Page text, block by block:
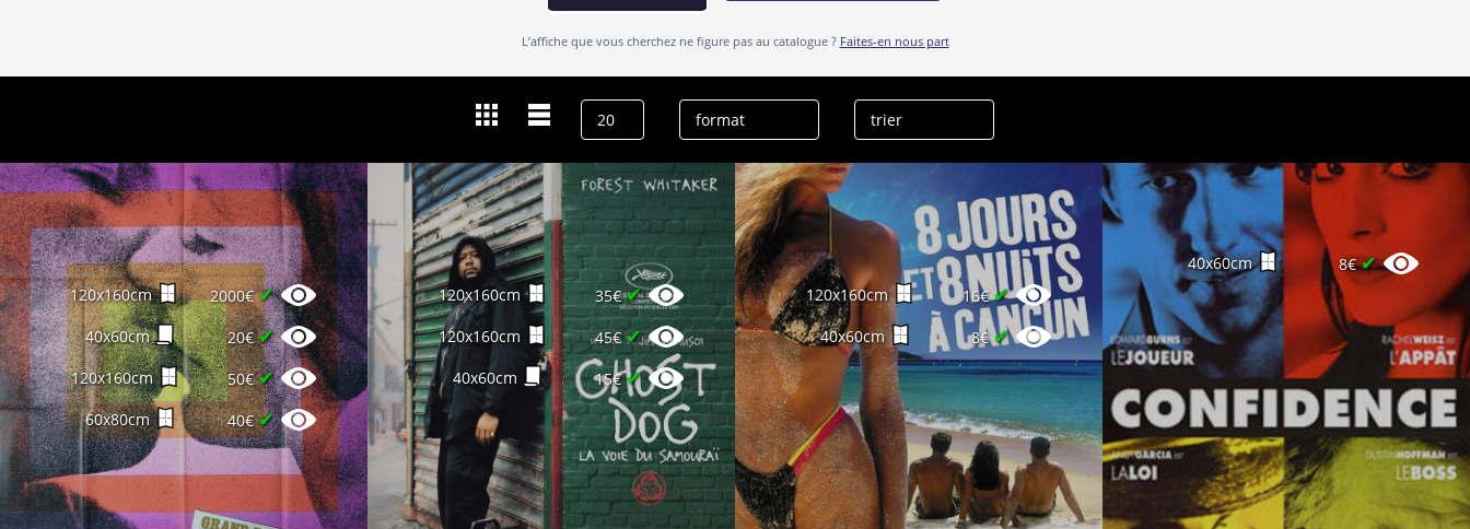
L’affiche que vous cherchez ne figure pas au catalogue ? Faites-en nous part
effacer l’historique
120x160cm 2000€✔
40x60cm 20€✔
120x160cm 50€✔
60x80cm 40€✔
120x160cm 35€✔
120x160cm 45€✔
40x60cm 15€✔
120x160cm 16€✔
40x60cm 8€✔
40x60cm 8€✔